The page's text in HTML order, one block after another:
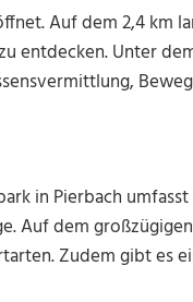
Auf dem 2,4 km
entdecken.Unter
in Pierbach
Auf dem
Zudem gibt es